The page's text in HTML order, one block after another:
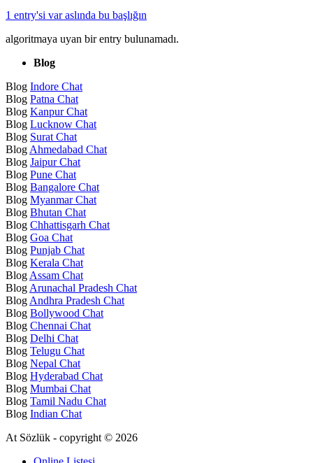
1 entry'si var aslında bu başlığın
algoritmaya uyan bir entry bulunamadı.
Blog
Blog Indore Chat
Blog Patna Chat
Blog Kanpur Chat
Blog Lucknow Chat
Blog Surat Chat
Blog Ahmedabad Chat
Blog Jaipur Chat
Blog Pune Chat
Blog Bangalore Chat
Blog Myanmar Chat
Blog Bhutan Chat
Blog Chhattisgarh Chat
Blog Goa Chat
Blog Punjab Chat
Blog Kerala Chat
Blog Assam Chat
Blog Arunachal Pradesh Chat
Blog Andhra Pradesh Chat
Blog Bollywood Chat
Blog Chennai Chat
Blog Delhi Chat
Blog Telugu Chat
Blog Nepal Chat
Blog Hyderabad Chat
Blog Mumbai Chat
Blog Tamil Nadu Chat
Blog Indian Chat
At Sözlük - copyright © 2026